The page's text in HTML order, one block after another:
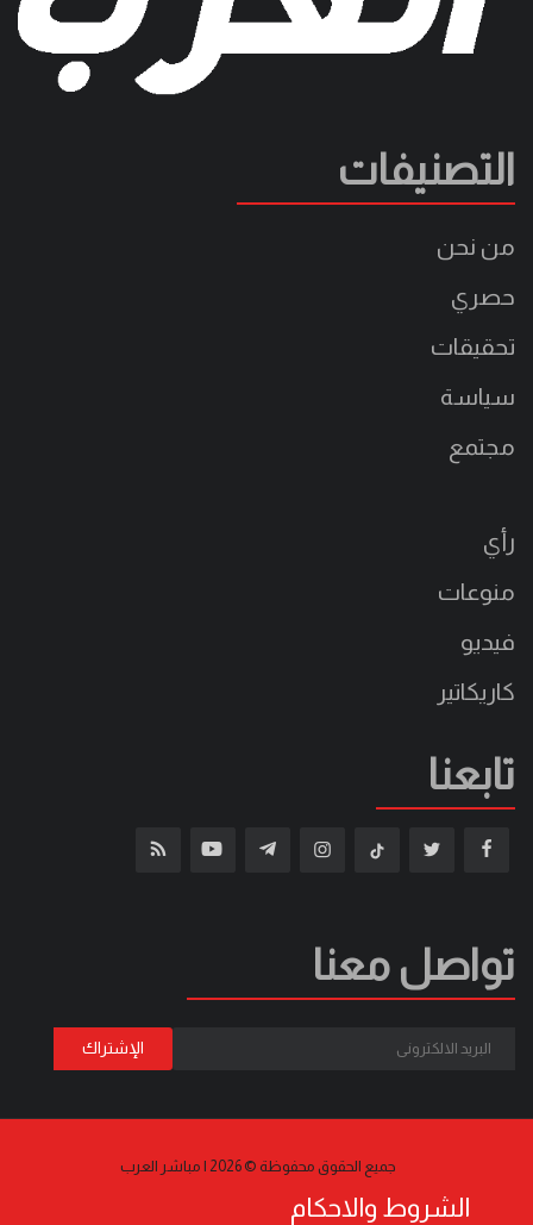
التصنيفات
من نحن
حصري
تحقيقات
سياسة
مجتمع
رأي
منوعات
فيديو
كاريكاتير
تابعنا
تواصل معنا
جميع الحقوق محفوظة © 2026 | مباشر العرب
الشروط والاحكام